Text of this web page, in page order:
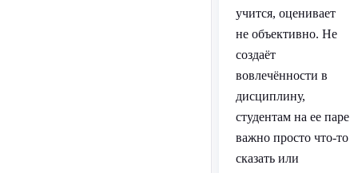
учится, оценивает
не объективно. Не
создаёт
вовлечённости в
дисциплину,
студентам на ее паре
важно просто что-то
сказать или